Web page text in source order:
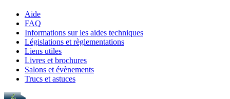
Aide
FAQ
Informations sur les aides techniques
Législations et règlementations
Liens utiles
Livres et brochures
Salons et évènements
Trucs et astuces